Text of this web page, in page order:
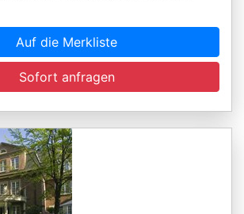
Auf die Merkliste
Sofort anfragen